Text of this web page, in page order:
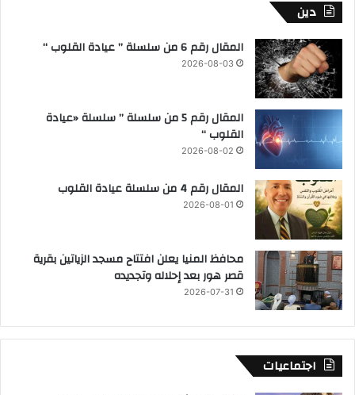
دين
المقال رقم 6 من سلسلة ” عيادة القلوب “
2026-08-03
المقال رقم 5 من سلسلة ” سلسلة «عيادة
القلوب “
2026-08-02
المقال رقم 4 من سلسلة عيادة القلوب
2026-08-01
محافظ المنيا يعلن افتتاح مسجد الزياتين بقرية
قصر هور بعد إحلاله وتجديده
2026-07-31
اجتماعيات